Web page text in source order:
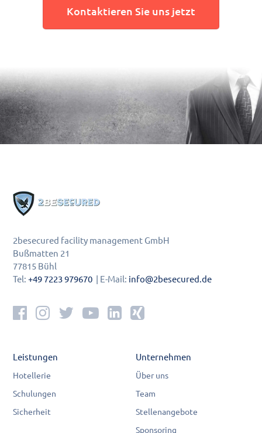
Kontaktieren Sie uns jetzt
2besecured facility management GmbH
Bußmatten 21
77815 Bühl
Tel:+49 7223 979670 | E-Mail: info@2besecured.de
Leistungen
Hotellerie
Schulungen
Sicherheit
Unternehmen
Über uns
Team
Stellenangebote
Sponsoring